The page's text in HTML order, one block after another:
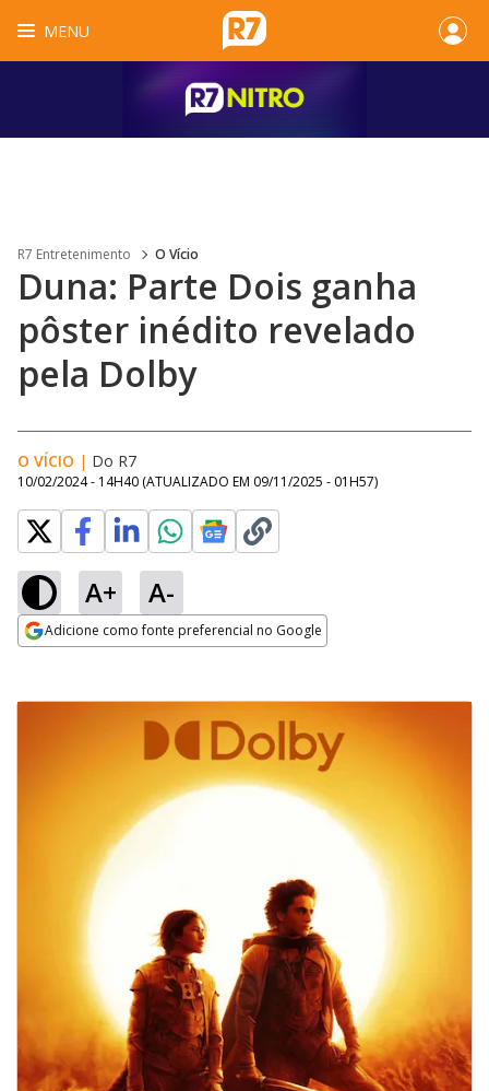
MENU
R7 Entretenimento O Vício
Duna: Parte Dois ganha
pôster inédito revelado
pela Dolby
O VÍCIO | Do R7
10/02/2024 - 14H40 (ATUALIZADO EM 09/11/2025 - 01H57)
A+ A-
Adicione como fonte preferencial no Google